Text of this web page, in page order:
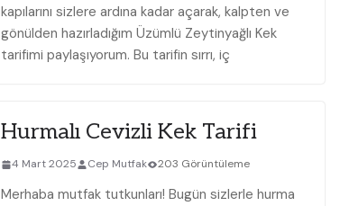
kapılarını sizlere ardına kadar açarak, kalpten ve
gönülden hazırladığım Üzümlü Zeytinyağlı Kek
tarifimi paylaşıyorum. Bu tarifin sırrı, iç
Hurmalı Cevizli Kek Tarifi
4 Mart 2025 Cep Mutfak 203 Görüntüleme
Merhaba mutfak tutkunları! Bugün sizlerle hurma